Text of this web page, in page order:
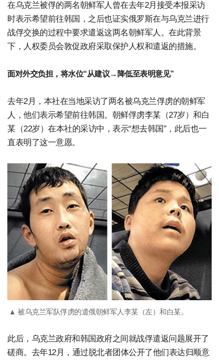
在乌克兰被俘的两名朝鲜军人曾在去年2月接受本报采访
时表示希望前往韩国，之后也证实俄罗斯在与乌克兰进行
战俘交换的过程中要求遣返这两名朝鲜军人。在此背景
下，人权委员会敦促政府采取保护人权和遣返的措施。
面对外交负担，将水位“从建议→降低至表明意见”
去年2月，本社在当地采访了两名被乌克兰俘虏的朝鲜军
人，他们表示希望前往韩国。朝鲜俘虏李某（27岁）和白
某（22岁）在本社的采访中，表示“想去韩国”，此后也一
直表明了这一意愿。
▲ 被乌克兰军队俘虏的遣俄朝鲜军人李某（左）和白某。
此后，乌克兰政府和韩国政府之间就战俘遣返问题展开了
磋商。去年12月，通过脱北者团体公开了他们表达归顺意